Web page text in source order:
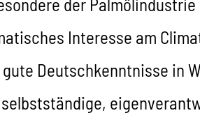
Interesse am
gute Deutschkenntnisse in
selbstständige,